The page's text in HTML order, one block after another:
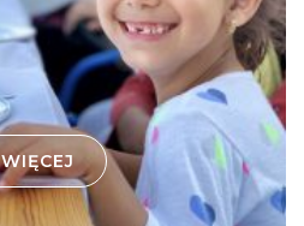
WIĘCEJ